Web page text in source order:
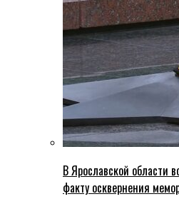
В Ярославской области
факту осквернения